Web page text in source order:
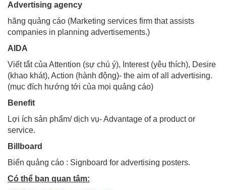
Advertising agency
hãng quảng cáo (Marketing services firm that assists
companies in planning advertisements.)
AIDA
Viết tắt của Attention (sự chú ý), Interest (yêu thích), Desire
(khao khát), Action (hành động)- the aim of all advertising.
(mục đích hướng tới của mọi quảng cáo)
Benefit
Lợi ích sản phẩm/ dịch vụ- Advantage of a product or
service.
Billboard
Biển quảng cáo : Signboard for advertising posters.
Có thể bạn quan tâm: